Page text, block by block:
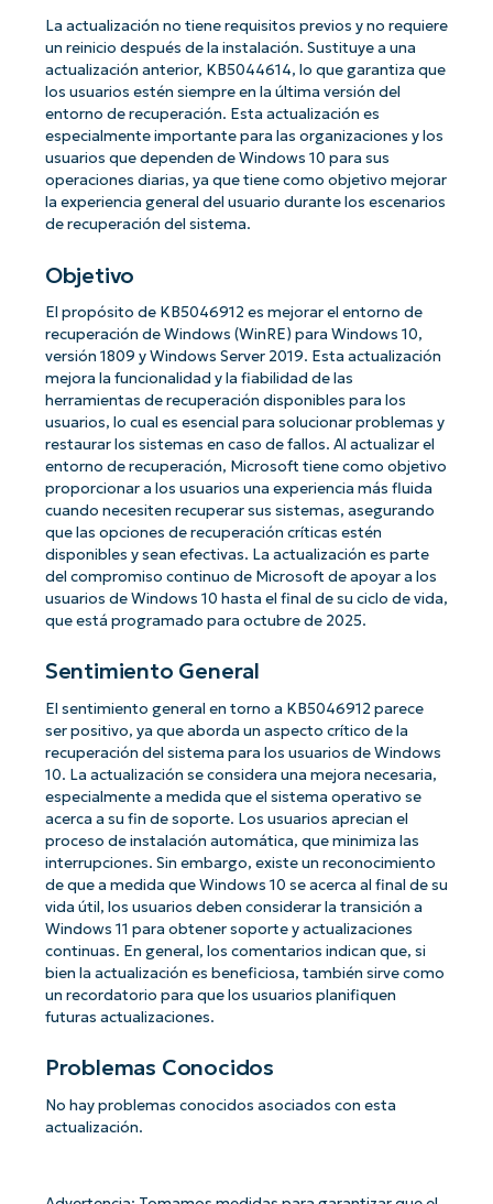
La actualización no tiene requisitos previos y no requiere
un reinicio después de la instalación. Sustituye a una
actualización anterior, KB5044614, lo que garantiza que
los usuarios estén siempre en la última versión del
entorno de recuperación. Esta actualización es
especialmente importante para las organizaciones y los
usuarios que dependen de Windows 10 para sus
operaciones diarias, ya que tiene como objetivo mejorar
la experiencia general del usuario durante los escenarios
de recuperación del sistema.
Objetivo
El propósito de KB5046912 es mejorar el entorno de
recuperación de Windows (WinRE) para Windows 10,
versión 1809 y Windows Server 2019. Esta actualización
mejora la funcionalidad y la fiabilidad de las
herramientas de recuperación disponibles para los
usuarios, lo cual es esencial para solucionar problemas y
restaurar los sistemas en caso de fallos. Al actualizar el
entorno de recuperación, Microsoft tiene como objetivo
proporcionar a los usuarios una experiencia más fluida
cuando necesiten recuperar sus sistemas, asegurando
que las opciones de recuperación críticas estén
disponibles y sean efectivas. La actualización es parte
del compromiso continuo de Microsoft de apoyar a los
usuarios de Windows 10 hasta el final de su ciclo de vida,
que está programado para octubre de 2025.
Sentimiento General
El sentimiento general en torno a KB5046912 parece
ser positivo, ya que aborda un aspecto crítico de la
recuperación del sistema para los usuarios de Windows
10. La actualización se considera una mejora necesaria,
especialmente a medida que el sistema operativo se
acerca a su fin de soporte. Los usuarios aprecian el
proceso de instalación automática, que minimiza las
interrupciones. Sin embargo, existe un reconocimiento
de que a medida que Windows 10 se acerca al final de su
vida útil, los usuarios deben considerar la transición a
Windows 11 para obtener soporte y actualizaciones
continuas. En general, los comentarios indican que, si
bien la actualización es beneficiosa, también sirve como
un recordatorio para que los usuarios planifiquen
futuras actualizaciones.
Problemas Conocidos
No hay problemas conocidos asociados con esta
actualización.